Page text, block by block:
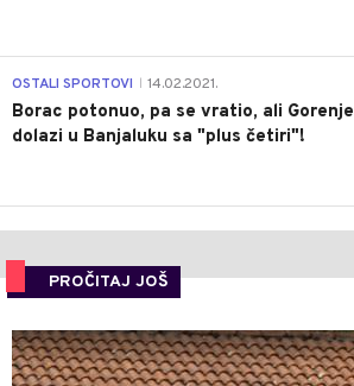
OSTALI SPORTOVI 14.02.2021.
Borac potonuo, pa se vratio, ali Gorenje
dolazi u Banjaluku sa "plus četiri"!
PROČITAJ JOŠ